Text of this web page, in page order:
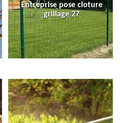
Entreprise pose cloture
grillage 27